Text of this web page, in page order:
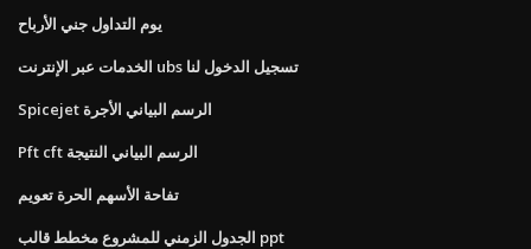
يوم التداول جني الأرباح
الخدمات عبر الإنترنت ubs تسجيل الدخول لنا
Spicejet الرسم البياني الأجرة
Pft cft الرسم البياني النتيجة
تفاحة الأسهم الحرة تعويم
الجدول الزمني للمشروع مخطط قالب ppt